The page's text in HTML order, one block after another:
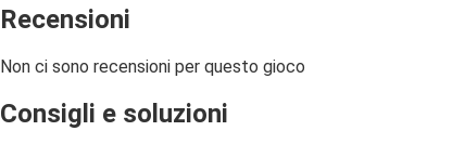
Recensioni
Non ci sono recensioni per questo gioco
Consigli e soluzioni